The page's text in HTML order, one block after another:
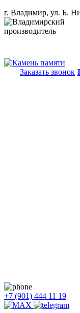
г. Владимир, ул. Б.
Заказать звонок
+7 (901) 444 11 19